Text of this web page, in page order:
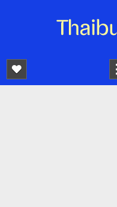
จองตั๋วรถออนไลน์